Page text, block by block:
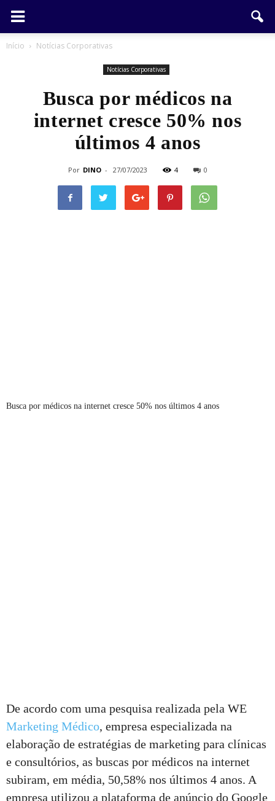
Início Notícias Corporativas
Notícias Corporativas
Busca por médicos na
internet cresce 50% nos
últimos 4 anos
Por DINO - 27/07/2023 4 0
Busca por médicos na internet cresce 50% nos últimos 4 anos
De acordo com uma pesquisa realizada pela WE
Marketing Médico, empresa especializada na
elaboração de estratégias de marketing para clínicas
e consultórios, as buscas por médicos na internet
subiram, em média, 50,58% nos últimos 4 anos. A
empresa utilizou a plataforma de anúncio do Google